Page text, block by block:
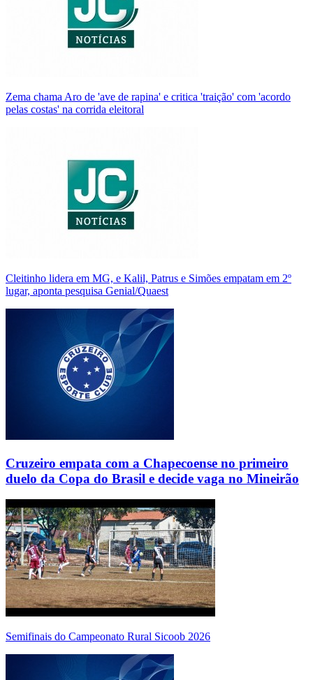
Zema chama Aro de 'ave de rapina' e critica 'traição' com 'acordo
pelas costas' na corrida eleitoral
Cleitinho lidera em MG, e Kalil, Patrus e Simões empatam em 2º
lugar, aponta pesquisa Genial/Quaest
Cruzeiro empata com a Chapecoense no primeiro
duelo da Copa do Brasil e decide vaga no Mineirão
Semifinais do Campeonato Rural Sicoob 2026